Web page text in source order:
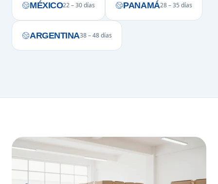
MÉXICO22 – 30 días PANAMÁ28 – 35 días
ARGENTINA38 – 48 días